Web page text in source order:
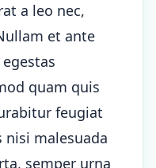
a leo nec,
et ante
quam quis
feugiat
malesuada
semper urna